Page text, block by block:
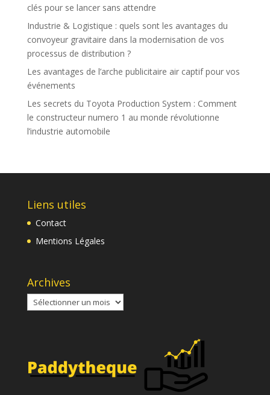
clés pour se lancer sans attendre
Industrie & Logistique : quels sont les avantages du
convoyeur gravitaire dans la modernisation de vos
processus de distribution ?
Les avantages de l’arche publicitaire air captif pour vos
événements
Les secrets du Toyota Production System : Comment
le constructeur numero 1 au monde révolutionne
l’industrie automobile
Liens utiles
Contact
Mentions Légales
Archives
Archives